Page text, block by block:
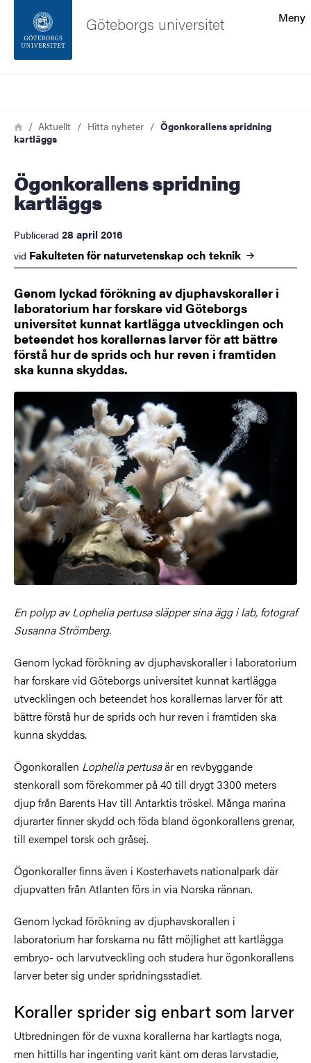
Sidfoten
Om webbplatsen
Meny
Göteborgs universitet
Länkstig
HemAktuellt Hitta nyheter
Ögonkorallens spridning
kartläggs
Ögonkorallens spridning
kartläggs
Publicerad 28 april 2016
vid Fakulteten för naturvetenskap och teknik
Genom lyckad förökning av djuphavskoraller i
laboratorium har forskare vid Göteborgs
universitet kunnat kartlägga utvecklingen och
beteendet hos korallernas larver för att bättre
förstå hur de sprids och hur reven i framtiden
ska kunna skyddas.
En polyp av Lophelia pertusa släpper sina ägg i lab, fotograf
Susanna Strömberg.
Genom lyckad förökning av djuphavskoraller i laboratorium
har forskare vid Göteborgs universitet kunnat kartlägga
utvecklingen och beteendet hos korallernas larver för att
bättre förstå hur de sprids och hur reven i framtiden ska
kunna skyddas.
Ögonkorallen Lophelia pertusaär en revbyggande
stenkorall som förekommer på 40 till drygt 3300 meters
djup från Barents Hav till Antarktis tröskel. Många marina
djurarter finner skydd och föda bland ögonkorallens grenar,
till exempel torsk och gråsej.
Ögonkoraller finns även i Kosterhavets nationalpark där
djupvatten från Atlanten förs in via Norska rännan.
Genom lyckad förökning av djuphavskorallen i
laboratorium har forskarna nu fått möjlighet att kartlägga
embryo- och larvutveckling och studera hur ögonkorallens
larver beter sig under spridningsstadiet.
Koraller sprider sig enbart som larver
Utbredningen för de vuxna korallerna har kartlagts noga,
men hittills har ingenting varit känt om deras larvstadie,